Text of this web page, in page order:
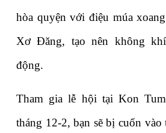
hòa quyện với điệu múa
Xơ Đăng, tạo nên không
động.
Tham gia lễ hội tại Kon
tháng 12-2, bạn sẽ bị cuốn vào